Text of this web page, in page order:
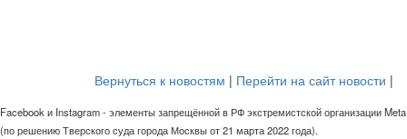
Вернуться к новостям | Перейти на сайт новости |
Facebook и Instagram - элементы запрещённой в РФ экстремистской организации Meta
(по решению Тверского суда города Москвы от 21 марта 2022 года).